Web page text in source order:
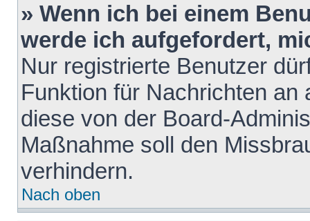
» Wenn ich bei einem
werde ich aufgefordert,
Nur registrierte Benutzer
Funktion für Nachrichten
diese von der Board-
Maßnahme soll den
verhindern.
Nach oben